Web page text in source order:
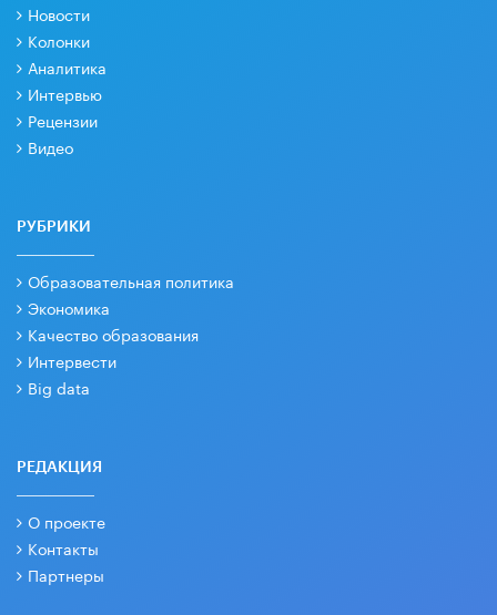
Новости
Колонки
Аналитика
Интервью
Рецензии
Видео
РУБРИКИ
Образовательная политика
Экономика
Качество образования
Интервести
Big data
РЕДАКЦИЯ
О проекте
Контакты
Партнеры